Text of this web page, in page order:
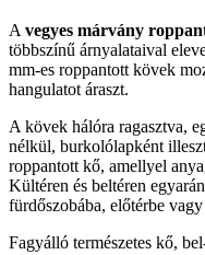
A vegyes márvány
többszínű árnyalataival
mm-es roppantott kövek
hangulatot áraszt.
A kövek hálóra ragasztva,
nélkül, burkolólapként
roppantott kő, amellyel
Kültéren és beltéren
fürdőszobába, előtérbe
Fagyálló természetes kő,